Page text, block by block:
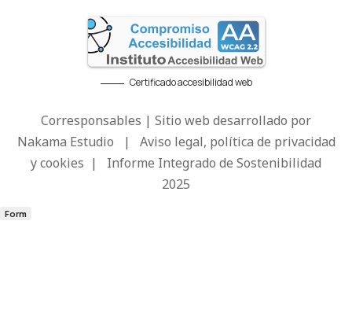
Certificado accesibilidad web
Corresponsables | Sitio web desarrollado por
Nakama Estudio | Aviso legal, política de privacidad
y cookies | Informe Integrado de Sostenibilidad
2025
Form